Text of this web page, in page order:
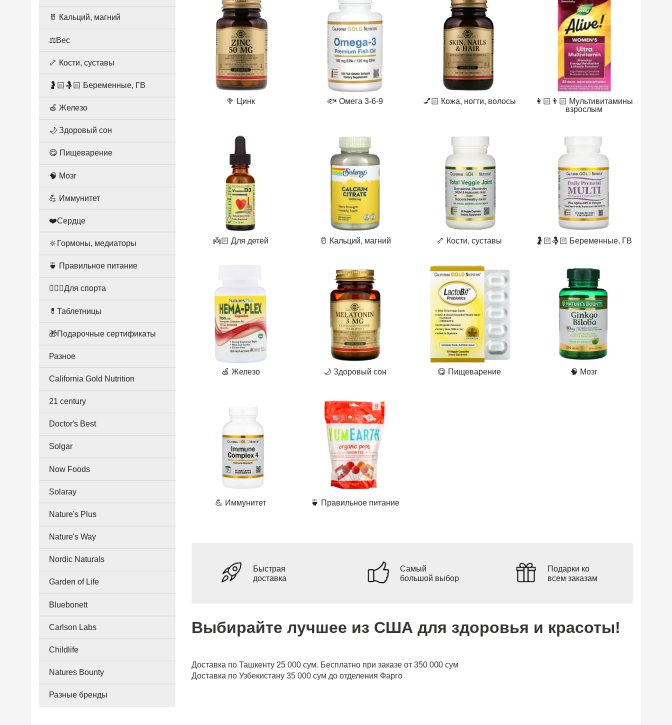
🥦 Цинк 🐟 Омега 3-6-9 💅🏻 Кожа, ногти, волосы
👩🏻👨🏻 Мультивитамины
взрослым
👼🏻 Для детей 🥛 Кальций, магний 🦴 Кости, суставы 🤰🏻🤱🏻 Беременные, ГВ
🍏 Железо 🌙 Здоровый сон 😋 Пищеварение 🧠 Мозг
💪 Иммунитет 🍵 Правильное питание
Быстрая
доставка
Самый
большой выбор
Подарки ко
всем заказам
Выбирайте лучшее из США для здоровья и красоты!
Доставка по Ташкенту 25 000 сум. Бесплатно при заказе от 350 000 сум
Доставка по Узбекистану 35 000 сум до отделения Фарго
🥛 Кальций, магний
⚖️Вес
🦴 Кости, суставы
🤰🏻🤱🏻 Беременные, ГВ
🍏 Железо
🌙 Здоровый сон
😋 Пищеварение
🧠 Мозг
💪 Иммунитет
❤️Сердце
🔆Гормоны, медиаторы
🍵 Правильное питание
🤸🏻‍♀️Для спорта
💊Таблетницы
🎁Подарочные сертификаты
Разное
California Gold Nutrition
21 century
Doctor's Best
Solgar
Now Foods
Solaray
Nature's Plus
Nature's Way
Nordic Naturals
Garden of Life
Bluebonett
Carlson Labs
Childlife
Natures Bounty
Разные бренды